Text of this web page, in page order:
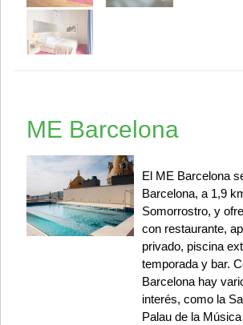
ME Barcelona
El ME Barcelona
Barcelona, a 1,9
Somorrostro, y
con restaurante,
privado, piscina
temporada y bar.
Barcelona hay
interés, como la
Palau de la